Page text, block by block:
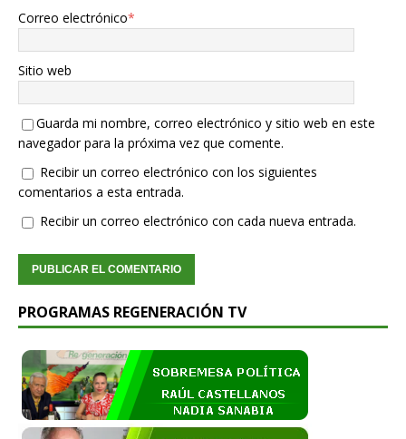
Correo electrónico*
Sitio web
Guarda mi nombre, correo electrónico y sitio web en este
navegador para la próxima vez que comente.
Recibir un correo electrónico con los siguientes
comentarios a esta entrada.
Recibir un correo electrónico con cada nueva entrada.
PROGRAMAS REGENERACIÓN TV